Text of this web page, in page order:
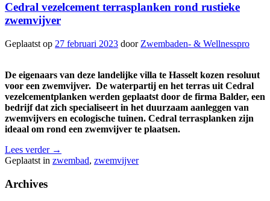
Cedral vezelcement terrasplanken rond rustieke
zwemvijver
Geplaatst op 27 februari 2023 door Zwembaden- & Wellnesspro
De eigenaars van deze landelijke villa te Hasselt kozen resoluut
voor een zwemvijver. De waterpartij en het terras uit Cedral
vezelcementplanken werden geplaatst door de firma Balder, een
bedrijf dat zich specialiseert in het duurzaam aanleggen van
zwemvijvers en ecologische tuinen. Cedral terrasplanken zijn
ideaal om rond een zwemvijver te plaatsen.
Lees verder →
Geplaatst in zwembad, zwemvijver
Archives